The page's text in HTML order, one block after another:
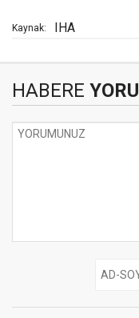
Kaynak: IHA
HABERE